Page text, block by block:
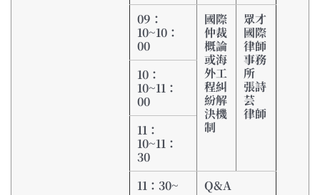
09 ：
10~10 ：
00
國際
仲裁
概論
或海
外工
程糾
紛解
決機
制
眾才
國際
律師
事務
所
張詩
芸
律師
10 ：
10~11 ：
00
11 ：
10~11 ：
30
11 ： 30~ Q&A